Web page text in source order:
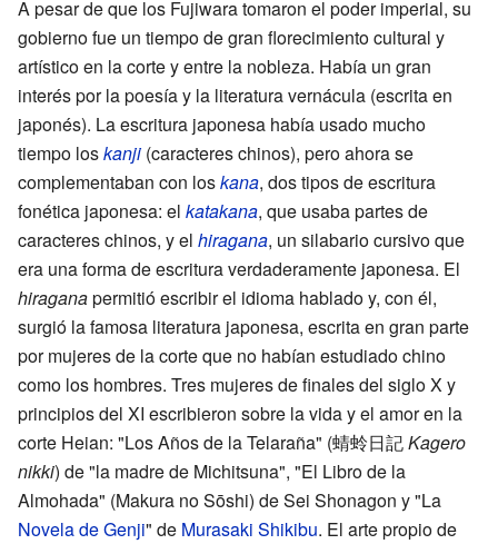
A pesar de que los Fujiwara tomaron el poder imperial, su
gobierno fue un tiempo de gran florecimiento cultural y
artístico en la corte y entre la nobleza. Había un gran
interés por la poesía y la literatura vernácula (escrita en
japonés). La escritura japonesa había usado mucho
tiempo loskanji (caracteres chinos), pero ahora se
complementaban con loskana, dos tipos de escritura
fonética japonesa: el katakana, que usaba partes de
caracteres chinos, y el hiragana, un silabario cursivo que
era una forma de escritura verdaderamente japonesa. El
hiraganapermitió escribir el idioma hablado y, con él,
surgió la famosa literatura japonesa, escrita en gran parte
por mujeres de la corte que no habían estudiado chino
como los hombres. Tres mujeres de finales del siglo X y
principios del XI escribieron sobre la vida y el amor en la
corte Heian: "Los Años de la Telaraña" (蜻蛉日記Kagero
nikki) de "la madre de Michitsuna", "El Libro de la
Almohada" (Makura no Sōshi) de Sei Shonagon y "La
Novela de Genji" de Murasaki Shikibu. El arte propio de